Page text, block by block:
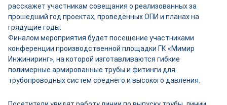
расскажет участникам совещания о реализованных за
прошедший год проектах, проведённых ОПИ и планах на
грядущие годы.
Финалом мероприятия будет посещение участниками
конференции производственной площадки ГК «Мимир
Инжиниринг», на которой изготавливаются гибкие
полимерные армированные трубы и фитинги для
трубопроводных систем среднего и высокого давления.